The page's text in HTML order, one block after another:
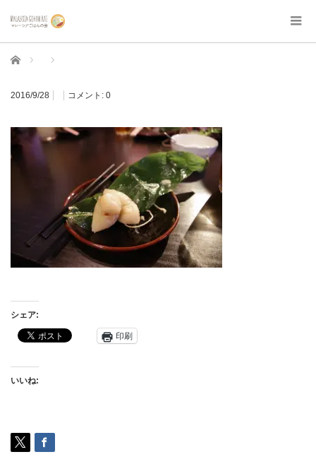
ホーム
2016/9/28 コメント: 0
シェア:
印刷
いいね: